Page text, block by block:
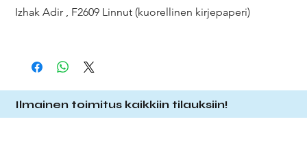
Izhak Adir , F2609 Linnut (kuorellinen kirjepaperi)
Ilmainen toimitus kaikkiin tilauksiin!